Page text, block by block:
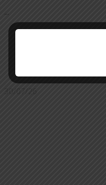
...
30/07/26